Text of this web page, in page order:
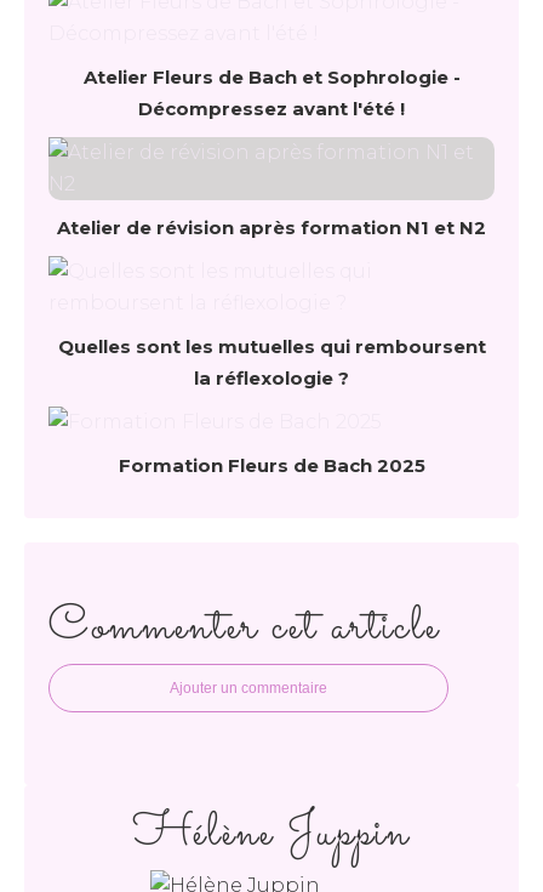
Atelier Fleurs de Bach et Sophrologie -
Décompressez avant l'été !
Atelier de révision après formation N1 et N2
Quelles sont les mutuelles qui remboursent
la réflexologie ?
Formation Fleurs de Bach 2025
Commenter cet article
Ajouter un commentaire
Hélène Juppin